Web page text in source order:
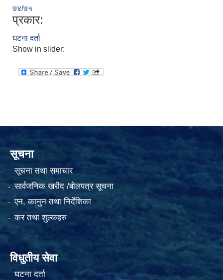
७४/७५
प्रकार:
घटना दर्ता
Show in slider:
सूचना
सूचना तथा समाचार
सार्वजनिक खरीद /बोलपत्र सूचना
एन, कानुन तथा निर्देशिका
कर तथा शुल्कहरु
विधुतीय सेवा
घटना दर्ता